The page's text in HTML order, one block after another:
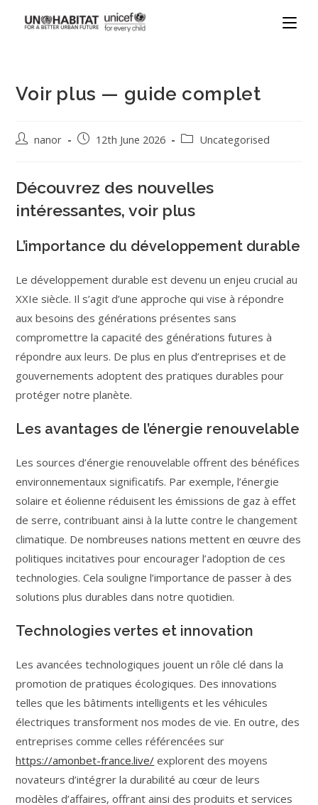
Voir plus — guide complet
nanor 12th June 2026 Uncategorised
Découvrez des nouvelles
intéressantes, voir plus
L’importance du développement durable
Le développement durable est devenu un enjeu crucial au
XXIe siècle. Il s’agit d’une approche qui vise à répondre
aux besoins des générations présentes sans
compromettre la capacité des générations futures à
répondre aux leurs. De plus en plus d’entreprises et de
gouvernements adoptent des pratiques durables pour
protéger notre planète.
Les avantages de l’énergie renouvelable
Les sources d’énergie renouvelable offrent des bénéfices
environnementaux significatifs. Par exemple, l’énergie
solaire et éolienne réduisent les émissions de gaz à effet
de serre, contribuant ainsi à la lutte contre le changement
climatique. De nombreuses nations mettent en œuvre des
politiques incitatives pour encourager l’adoption de ces
technologies. Cela souligne l’importance de passer à des
solutions plus durables dans notre quotidien.
Technologies vertes et innovation
Les avancées technologiques jouent un rôle clé dans la
promotion de pratiques écologiques. Des innovations
telles que les bâtiments intelligents et les véhicules
électriques transforment nos modes de vie. En outre, des
entreprises comme celles référencées sur
https://amonbet-france.live/ explorent des moyens
novateurs d’intégrer la durabilité au cœur de leurs
modèles d’affaires, offrant ainsi des produits et services